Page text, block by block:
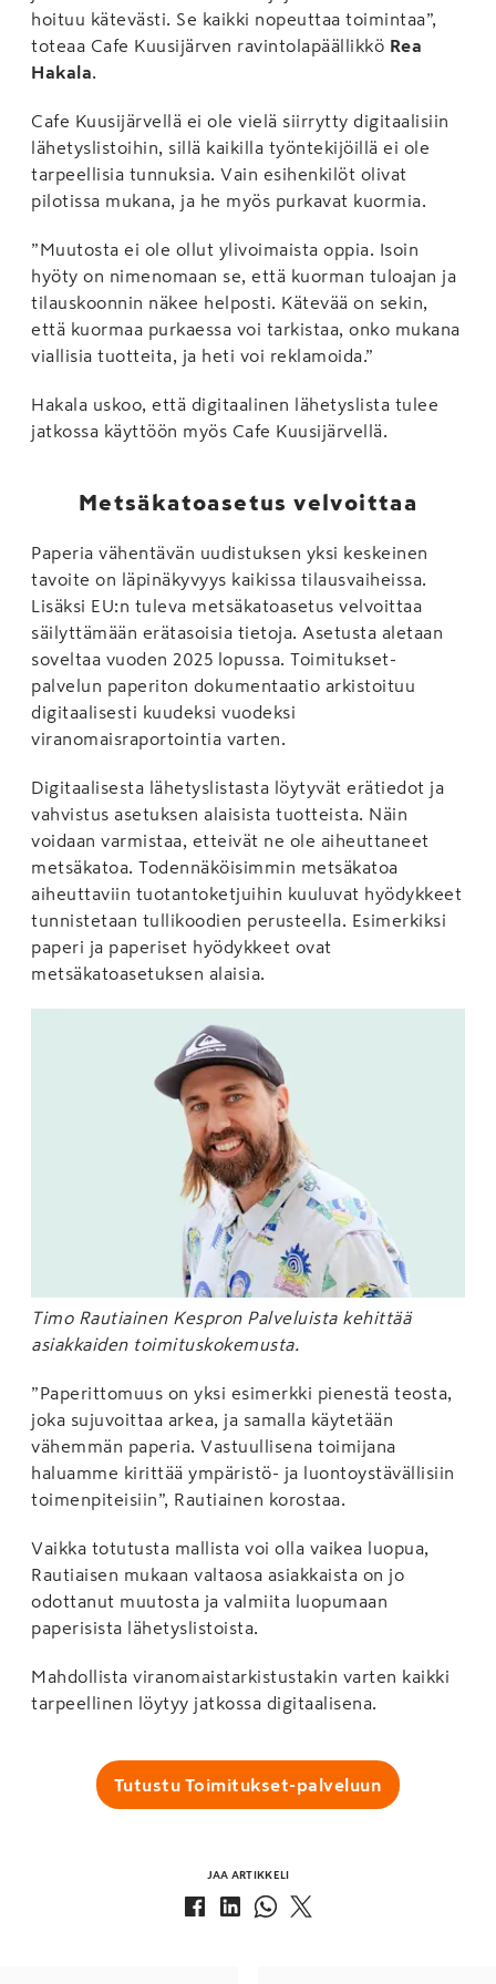
hoituu kätevästi. Se kaikki nopeuttaa toimintaa”,
toteaa Cafe Kuusijärven ravintolapäällikkö Rea
Hakala
Cafe Kuusijärvellä ei ole vielä siirrytty digitaalisiin
lähetyslistoihin, sillä kaikilla työntekijöillä ei ole
tarpeellisia tunnuksia. Vain esihenkilöt olivat
pilotissa mukana, ja he myös purkavat kuormia.
”Muutosta ei ole ollut ylivoimaista oppia. Isoin
hyöty on nimenomaan se, että kuorman tuloajan ja
tilauskoonnin näkee helposti. Kätevää on sekin,
että kuormaa purkaessa voi tarkistaa, onko mukana
viallisia tuotteita, ja heti voi reklamoida.”
Hakala uskoo, että digitaalinen lähetyslista tulee
jatkossa käyttöön myös Cafe Kuusijärvellä.
Metsäkatoasetus velvoittaa
Paperia vähentävän uudistuksen yksi keskeinen
tavoite on läpinäkyvyys kaikissa tilausvaiheissa.
Lisäksi EU:n tuleva metsäkatoasetus velvoittaa
säilyttämään erätasoisia tietoja. Asetusta aletaan
soveltaa vuoden 2025 lopussa. Toimitukset-
palvelun paperiton dokumentaatio arkistoituu
digitaalisesti kuudeksi vuodeksi
viranomaisraportointia varten.
Digitaalisesta lähetyslistasta löytyvät erätiedot ja
vahvistus asetuksen alaisista tuotteista. Näin
voidaan varmistaa, etteivät ne ole aiheuttaneet
metsäkatoa. Todennäköisimmin metsäkatoa
aiheuttaviin tuotantoketjuihin kuuluvat hyödykkeet
tunnistetaan tullikoodien perusteella. Esimerkiksi
paperi ja paperiset hyödykkeet ovat
metsäkatoasetuksen alaisia.
Timo Rautiainen Kespron Palveluista kehittää
asiakkaiden toimituskokemusta.
”Paperittomuus on yksi esimerkki pienestä teosta,
joka sujuvoittaa arkea, ja samalla käytetään
vähemmän paperia. Vastuullisena toimijana
haluamme kirittää ympäristö- ja luontoystävällisiin
toimenpiteisiin”, Rautiainen korostaa.
Vaikka totutusta mallista voi olla vaikea luopua,
Rautiaisen mukaan valtaosa asiakkaista on jo
odottanut muutosta ja valmiita luopumaan
paperisista lähetyslistoista.
Mahdollista viranomaistarkistustakin varten kaikki
tarpeellinen löytyy jatkossa digitaalisena.
Tutustu Toimitukset-palveluun
JAA ARTIKKELI